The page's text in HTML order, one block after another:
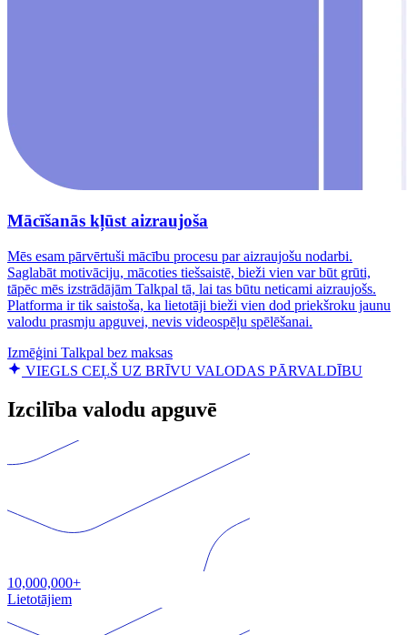
Mācīšanās kļūst aizraujoša
Mēs esam pārvērtuši mācību procesu par aizraujošu nodarbi.
Saglabāt motivāciju, mācoties tiešsaistē, bieži vien var būt grūti,
tāpēc mēs izstrādājām Talkpal tā, lai tas būtu neticami aizraujošs.
Platforma ir tik saistoša, ka lietotāji bieži vien dod priekšroku jaunu
valodu prasmju apguvei, nevis videospēļu spēlēšanai.
Izmēģini Talkpal bez maksas
VIEGLS CEĻŠ UZ BRĪVU VALODAS PĀRVALDĪBU
Izcilība valodu apguvē
10,000,000+
Lietotājiem